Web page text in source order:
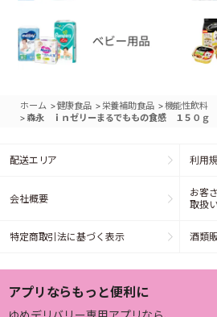
ホーム >健康食品 > 栄養補助食品 >機能性飲料
> 森永 ｉｎゼリーまるでももの食感 １５０ｇ
配送エリア 利用
会社概要
お客
取扱
特定商取引法に基づく表示 酒類
アプリならもっと便利に